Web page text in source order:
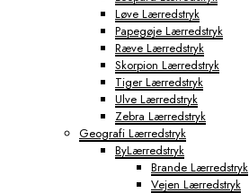
Løve Lærredstryk
Papegøje Lærredstryk
Ræve Lærredstryk
Skorpion Lærredstryk
Tiger Lærredstryk
Ulve Lærredstryk
Zebra Lærredstryk
Geografi Lærredstryk
ByLærredstryk
Brande Lærredstryk
Vejen Lærredstryk